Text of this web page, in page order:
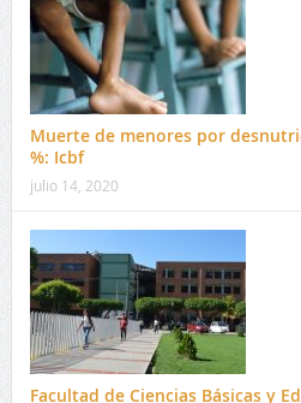
Muerte de menores por
%: Icbf
julio 14, 2020
Facultad de Ciencias Básicas y